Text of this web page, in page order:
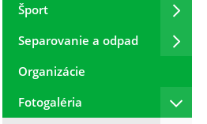
Šport
Separovanie a odpad
Organizácie
Fotogaléria